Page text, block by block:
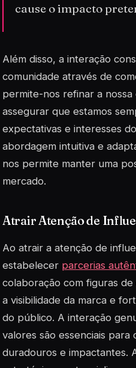
cause o impacto
Além disso, a interação
comunidade através de
permite-nos refinar a
assegurar que estamos
expectativas e interesses
abordagem intuitiva e
nos permite manter uma
mercado.
Atrair Atenção de
Ao atrair a atenção de
estabelecer parcerias
colaboração com figuras
a visibilidade da marca e
do público. A interação
valores são essenciais
duradouros e impactantes.